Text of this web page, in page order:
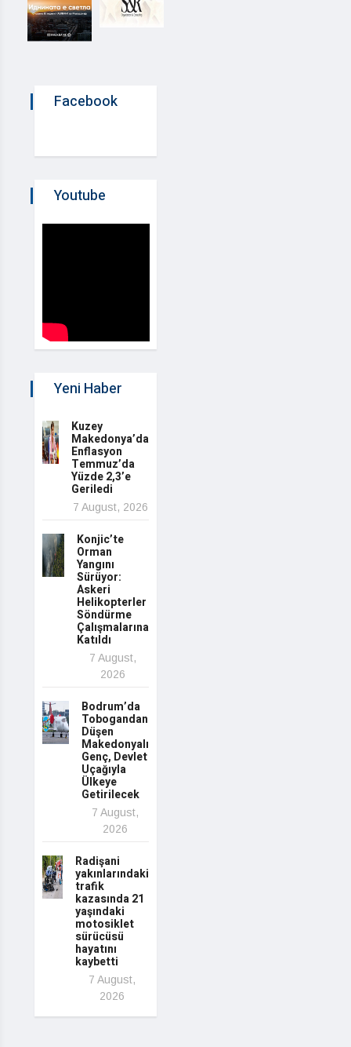
Facebook
Youtube
Yeni Haber
Kuzey
Makedonya’da
Enflasyon
Temmuz’da
Yüzde 2,3’e
Geriledi
7 August, 2026
Konjic’te
Orman
Yangını
Sürüyor:
Askeri
Helikopterler
Söndürme
Çalışmalarına
Katıldı
7 August,
2026
Bodrum’da
Tobogandan
Düşen
Makedonyalı
Genç, Devlet
Uçağıyla
Ülkeye
Getirilecek
7 August,
2026
Radişani
yakınlarındaki
trafik
kazasında 21
yaşındaki
motosiklet
sürücüsü
hayatını
kaybetti
7 August,
2026